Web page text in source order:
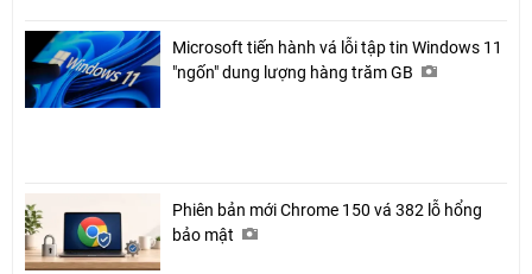
Facebook
Microsoft tiến hành vá lỗi tập tin Windows 11
"ngốn" dung lượng hàng trăm GB
Phiên bản mới Chrome 150 vá 382 lỗ hổng
bảo mật